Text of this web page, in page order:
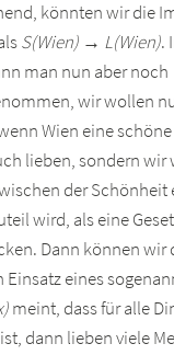
könnten wir die
S(Wien) → L(Wien).
man nun aber noch
wir wollen
Wien eine
lieben, sondern wir
der Schönheit
wird, als eine
Dann können wir
Einsatz eines
meint, dass für alle
dann lieben viele